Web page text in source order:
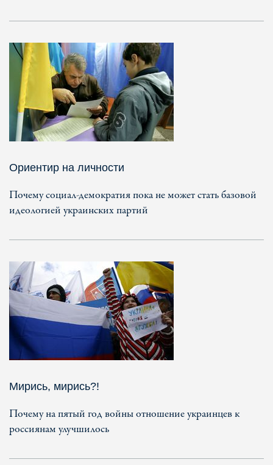
Ориентир на личности
Почему социал-демократия пока не может стать базовой
идеологией украинских партий
Мирись, мирись?!
Почему на пятый год войны отношение украинцев к
россиянам улучшилось